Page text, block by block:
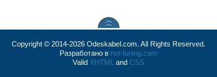
Copyright © 2014-2026 Odeskabel.com. All Rights Reserved.
Разработано в net-tuning.com
Valid XHTML and CSS